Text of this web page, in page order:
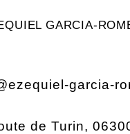
GARCIA-
garcia-
de Turin,